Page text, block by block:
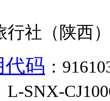
社（陕西）
码 ：
SNX-